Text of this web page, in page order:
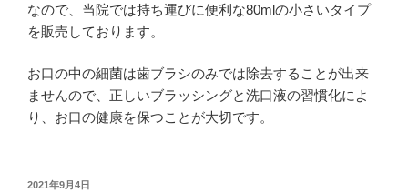
なので、当院では持ち運びに便利な80mlの小さいタイプ
を販売しております。
お口の中の細菌は歯ブラシのみでは除去することが出来
ませんので、正しいブラッシングと洗口液の習慣化によ
り、お口の健康を保つことが大切です。
投
2021年9月4日